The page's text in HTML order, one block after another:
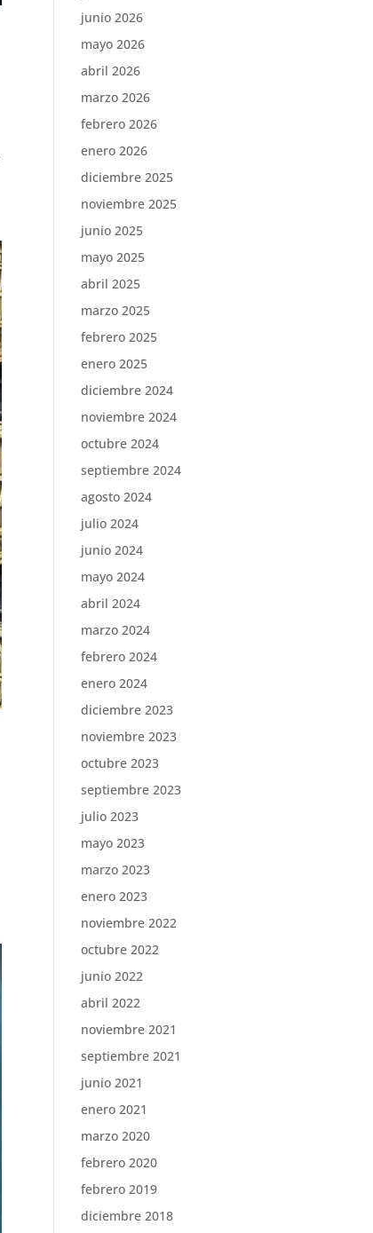
junio 2026
mayo 2026
abril 2026
marzo 2026
febrero 2026
enero 2026
diciembre 2025
noviembre 2025
junio 2025
mayo 2025
abril 2025
marzo 2025
febrero 2025
enero 2025
diciembre 2024
noviembre 2024
octubre 2024
septiembre 2024
agosto 2024
julio 2024
junio 2024
mayo 2024
abril 2024
marzo 2024
febrero 2024
enero 2024
diciembre 2023
noviembre 2023
octubre 2023
septiembre 2023
julio 2023
mayo 2023
marzo 2023
enero 2023
noviembre 2022
octubre 2022
junio 2022
abril 2022
noviembre 2021
septiembre 2021
junio 2021
enero 2021
marzo 2020
febrero 2020
febrero 2019
diciembre 2018